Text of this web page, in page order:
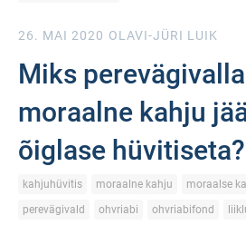
26. MAI 2020 OLAVI-JÜRI LUIK
Miks
moraalne kahju
õiglase hüvitiseta?
kahjuhüvitis moraalne kahju
moraalse
perevägivald
ohvriabi ohvriabifond